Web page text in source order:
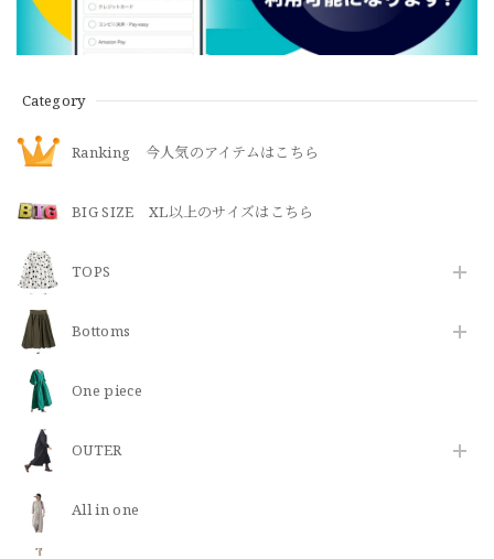
Category
Ranking 今人気のアイテムはこちら
BIG SIZE XL以上のサイズはこちら
TOPS
Bottoms
One piece
OUTER
All in one